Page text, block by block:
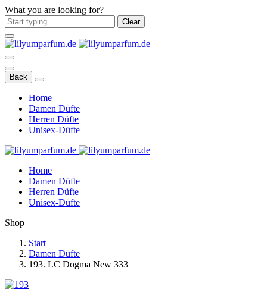
What you are looking for?
Clear
Back
Home
Damen Düfte
Herren Düfte
Unisex-Düfte
Home
Damen Düfte
Herren Düfte
Unisex-Düfte
Shop
Start
Damen Düfte
193. LC Dogma New 333